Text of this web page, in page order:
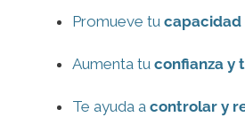
Promueve tu capacidad
Aumenta tu confianza y
Te ayuda a controlar y